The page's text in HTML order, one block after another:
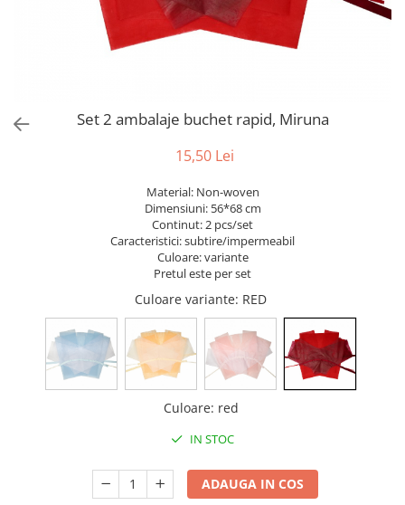
Scaune
Bujor
Eucalipt
Flori de camp
Kit-uri Baloane
Rafii, clipsuri,pompe
Accesorii petrecere
Ochelari party
Lumanari si accesorii tort
Panou decorativ
Paturica Decor
Cake topper
Tun Confetti
Petrecere Tematica
Set 2 ambalaje buchet rapid, Miruna
15,50 Lei
Material: Non-woven
Dimensiuni: 56*68 cm
Continut: 2 pcs/set
Caracteristici: subtire/impermeabil
Culoare: variante
Pretul este per set
Culoare variante: RED
Culoare: red
IN STOC
ADAUGA IN COS